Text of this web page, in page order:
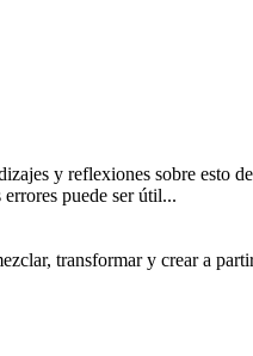
y reflexiones sobre esto
puede ser útil...
transformar y crear a